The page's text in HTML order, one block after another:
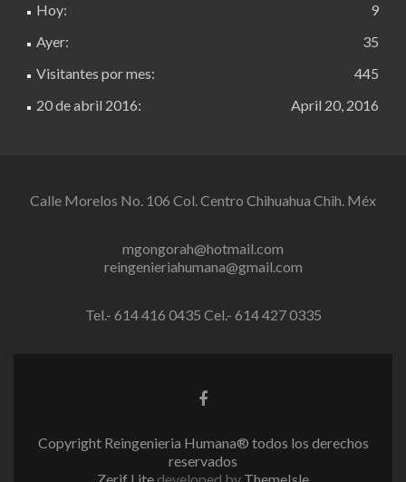
9
Hoy:
35
Ayer:
445
Visitantes por mes:
April 20, 2016
20 de abril 2016:
Calle Morelos No. 106 Col. Centro Chihuahua Chih. Méx
mgongorah@hotmail.com
reingenieriahumana@gmail.com
Tel.- 614 416 0435 Cel.- 614 427 0335
Facebook
Copyright Reingenieria Humana® todos los derechos
reservados